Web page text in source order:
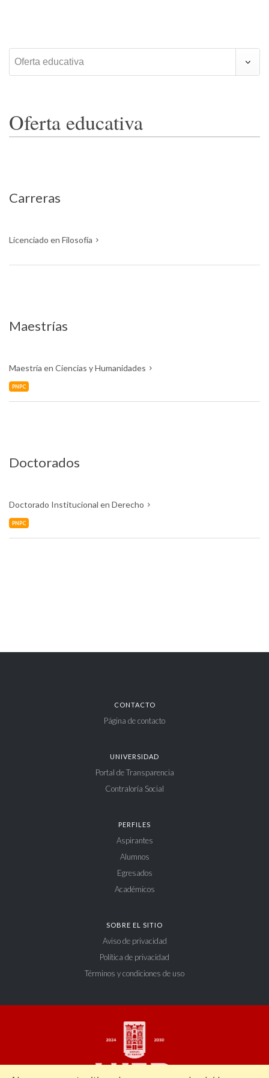
Oferta educativa
Oferta educativa
Carreras
Licenciado en Filosofía
Maestrías
Maestría en Ciencias y Humanidades
PNPC
Doctorados
Doctorado Institucional en Derecho
PNPC
CONTACTO
Página de contacto
UNIVERSIDAD
Portal de Transparencia
Contraloría Social
PERFILES
Aspirantes
Alumnos
Egresados
Académicos
SOBRE EL SITIO
Aviso de privacidad
Política de privacidad
Términos y condiciones de uso